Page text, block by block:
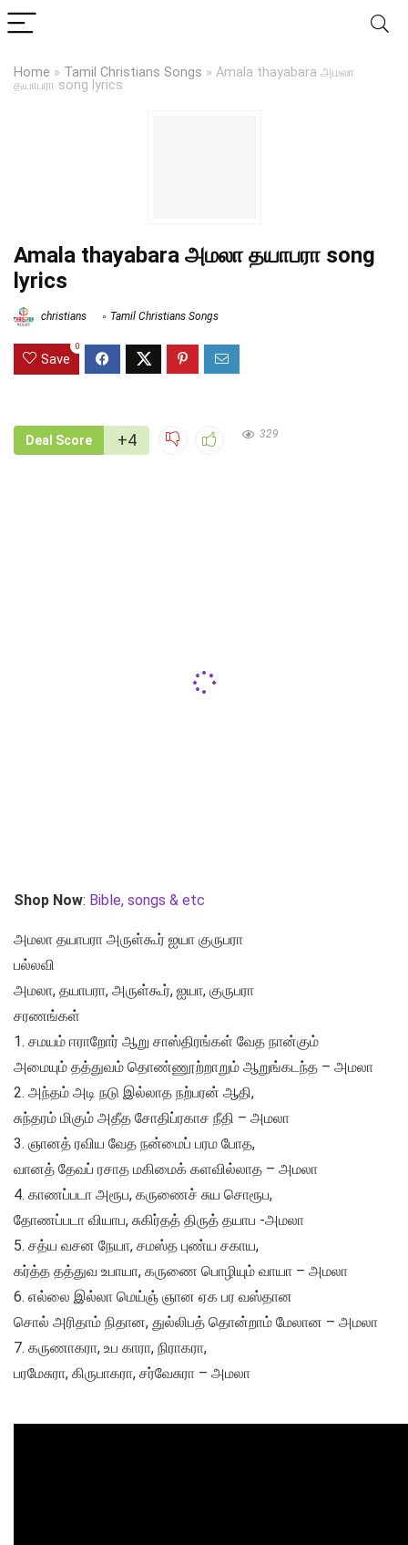
Home » Tamil Christians Songs » Amala thayabara அமலா
தயாபரா song lyrics
Amala thayabara அமலா தயாபரா song
lyrics
christians Tamil Christians Songs
Save
0
Deal Score +4 329
Shop Now: Bible, songs & etc
அமலா தயாபரா அருள்கூர் ஐயா குருபரா
பல்லவி
அமலா, தயாபரா, அருள்கூர், ஐயா, குருபரா
சரணங்கள்
1. சமயம் ஈராறோர் ஆறு சாஸ்திரங்கள் வேத நான்கும்
அமையும் தத்துவம் தொண்ணூற்றாறும் ஆறுங்கடந்த – அமலா
2. அந்தம் அடி நடு இல்லாத நற்பரன் ஆதி,
சுந்தரம் மிகும் அதீத சோதிப்ரகாச நீதி – அமலா
3. ஞானத் ரவிய வேத நன்மைப் பரம போத,
வானத் தேவப் ரசாத மகிமைக் களவில்லாத – அமலா
4. காணப்படா அரூப, கருணைச் சுய சொரூப,
தோணப்படா வியாப, சுகிர்தத் திருத் தயாப -அமலா
5. சத்ய வசன நேயா, சமஸ்த புண்ய சகாய,
கர்த்த தத்துவ உபாயா, கருணை பொழியும் வாயா – அமலா
6. எல்லை இல்லா மெய்ஞ் ஞான ஏக பர வஸ்தான
சொல் அரிதாம் நிதான, துல்லிபத் தொன்றாம் மேலான – அமலா
7. கருணாகரா, உப காரா, நிராகரா,
பரமேசுரா, கிருபாகரா, சர்வேசுரா – அமலா